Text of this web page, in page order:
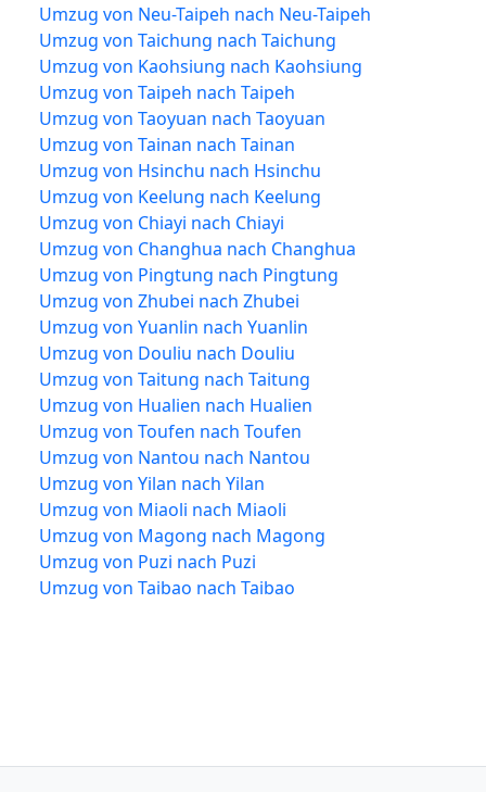
Umzug von Neu-Taipeh nach Neu-Taipeh
Umzug von Taichung nach Taichung
Umzug von Kaohsiung nach Kaohsiung
Umzug von Taipeh nach Taipeh
Umzug von Taoyuan nach Taoyuan
Umzug von Tainan nach Tainan
Umzug von Hsinchu nach Hsinchu
Umzug von Keelung nach Keelung
Umzug von Chiayi nach Chiayi
Umzug von Changhua nach Changhua
Umzug von Pingtung nach Pingtung
Umzug von Zhubei nach Zhubei
Umzug von Yuanlin nach Yuanlin
Umzug von Douliu nach Douliu
Umzug von Taitung nach Taitung
Umzug von Hualien nach Hualien
Umzug von Toufen nach Toufen
Umzug von Nantou nach Nantou
Umzug von Yilan nach Yilan
Umzug von Miaoli nach Miaoli
Umzug von Magong nach Magong
Umzug von Puzi nach Puzi
Umzug von Taibao nach Taibao